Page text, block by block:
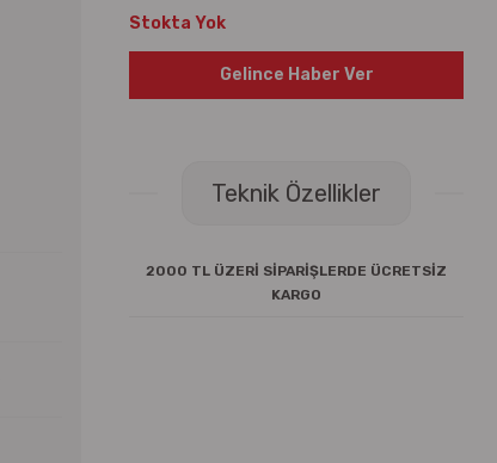
Stokta Yok
Gelince Haber Ver
Teknik Özellikler
2000 TL ÜZERİ SİPARİŞLERDE ÜCRETSİZ
KARGO